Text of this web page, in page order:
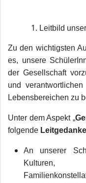
Leitbild
Zu den wichtigsten
es, unsere
der Gesellschaft
und
Lebensbereichen zu
Unter dem Aspekt „
folgende
An unserer
Kulturen,